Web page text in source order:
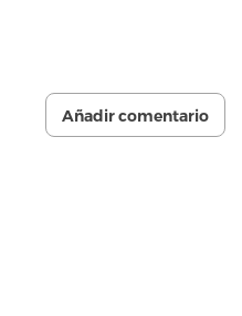
Añadir comentario